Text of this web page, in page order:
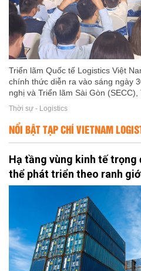
Triển lãm Quốc tế Logistics Việt
chính thức diễn ra vào sáng ngày
nghị và Triển lãm Sài Gòn
Thời sự - Logistics
NỔI BẬT TẠP CHÍ VIETNAM
Hạ tầng vùng kinh tế
thể phát triển theo ranh